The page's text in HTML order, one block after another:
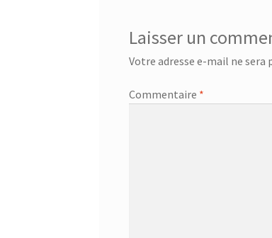
Laisser un
Votre adresse e-mail ne sera
Commentaire *